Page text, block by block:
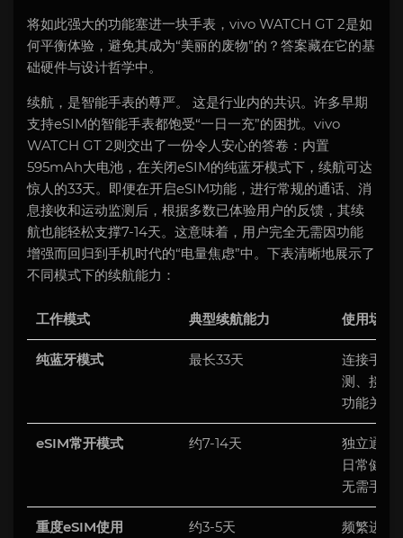
将如此强大的功能塞进一块手表，vivo WATCH GT 2是如
何平衡体验，避免其成为“美丽的废物”的？答案藏在它的基
础硬件与设计哲学中。
续航，是智能手表的尊严。 这是行业内的共识。许多早期
支持eSIM的智能手表都饱受“一日一充”的困扰。vivo
WATCH GT 2则交出了一份令人安心的答卷：内置
595mAh大电池，在关闭eSIM的纯蓝牙模式下，续航可达
惊人的33天。即便在开启eSIM功能，进行常规的通话、消
息接收和运动监测后，根据多数已体验用户的反馈，其续
航也能轻松支撑7-14天。这意味着，用户完全无需因功能
增强而回归到手机时代的“电量焦虑”中。下表清晰地展示了
不同模式下的续航能力：
工作模式 典型续航能力 使用场景
纯蓝牙模式 最长33天
连接手机
测、接收
功能关闭
eSIM常开模式 约7-14天
独立通话
日常健康
无需手机
重度eSIM使用 约3-5天
频繁进行